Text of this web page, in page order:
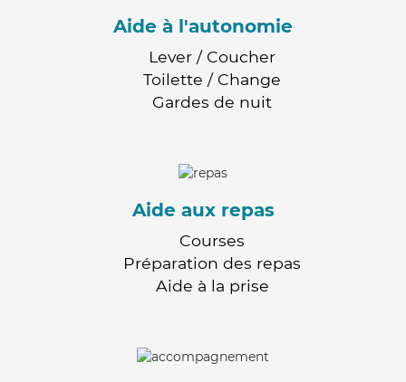
Aide à l'autonomie
Lever / Coucher
Toilette / Change
Gardes de nuit
Aide aux repas
Courses
Préparation des repas
Aide à la prise